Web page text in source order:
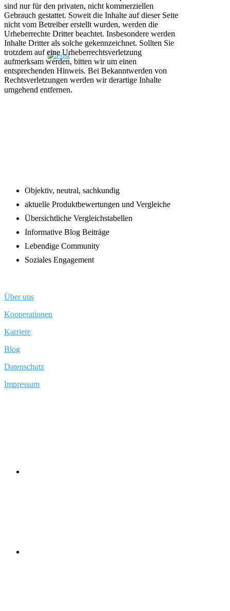
sind nur für den privaten, nicht kommerziellen
Gebrauch gestattet. Soweit die Inhalte auf dieser Seite
nicht vom Betreiber erstellt wurden, werden die
Urheberrechte Dritter beachtet. Insbesondere werden
Inhalte Dritter als solche gekennzeichnet. Sollten Sie
trotzdem auf eine Urheberrechtsverletzung
aufmerksam werden, bitten wir um einen
entsprechenden Hinweis. Bei Bekanntwerden von
Rechtsverletzungen werden wir derartige Inhalte
umgehend entfernen.
Objektiv, neutral, sachkundig
aktuelle Produktbewertungen und Vergleiche
Übersichtliche Vergleichstabellen
Informative Blog Beiträge
Lebendige Community
Soziales Engagement
Über uns
Kooperationen
Karriere
Blog
Datenschutz
Impressum